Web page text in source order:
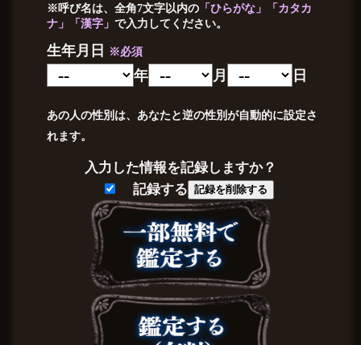
※呼び名は、全角7文字以内の 「ひらがな」「カタカ
ナ」「漢字」で入力してください。
生年月日 ※必須
年 月 日
あの人の性別は、あなたと逆の性別が自動的に設定さ
れます。
入力した情報を記録しますか？
記録する
記録を削除する